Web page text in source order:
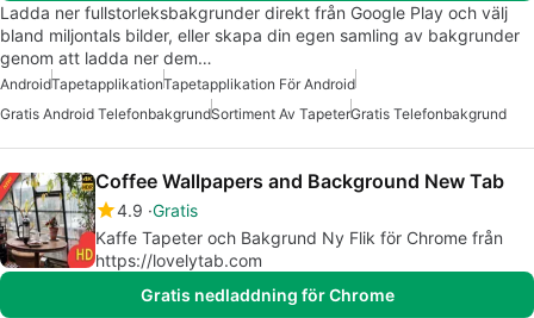
Ladda ner fullstorleksbakgrunder direkt från Google Play och välj
bland miljontals bilder, eller skapa din egen samling av bakgrunder
genom att ladda ner dem…
AndroidTapetapplikationTapetapplikation För Android
Gratis Android TelefonbakgrundSortiment Av TapeterGratis Telefonbakgrund
Coffee Wallpapers and Background New Tab
4.9 Gratis
Kaffe Tapeter och Bakgrund Ny Flik för Chrome från
https://lovelytab.com
Gratis nedladdning för Chrome